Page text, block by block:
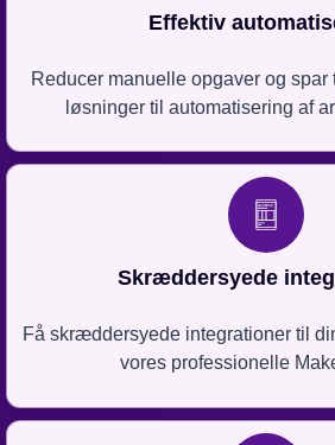
Effektiv
Reducer manuelle opgaver og spar
løsninger til automatisering af
Skræddersyede
Få skræddersyede integrationer til
vores professionelle